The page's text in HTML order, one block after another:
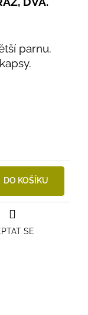
parnu.
DO KOŠÍKU
SE